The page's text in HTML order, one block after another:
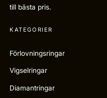
till bästa pris.
KATEGORIER
Förlovningsringar
Vigselringar
Diamantringar